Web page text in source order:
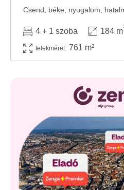
4 + 1 szoba 184 m
telekméret: 761 m²